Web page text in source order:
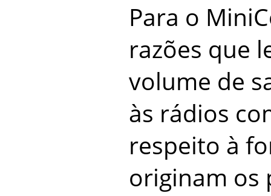
Para o
razões que
volume de
às rádios
respeito à
originam os